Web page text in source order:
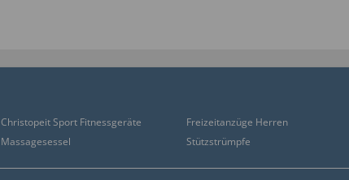
Christopeit Sport Fitnessgeräte Freizeitanzüge Herren
Massagesessel Stützstrümpfe